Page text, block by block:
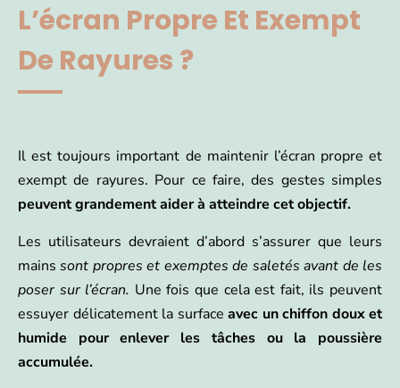
L’écran Propre Et Exempt
De Rayures ?
Il est toujours important de maintenir l’écran propre et
exempt de rayures. Pour ce faire, des gestes simples
peuvent grandement aider à atteindre cet objectif.
Les utilisateurs devraient d’abord s’assurer que leurs
mains sont propres et exemptes de saletés avant de les
poser sur l’écran. Une fois que cela est fait, ils peuvent
essuyer délicatement la surface avec un chiffon doux et
humide pour enlever les tâches ou la poussière
accumulée.